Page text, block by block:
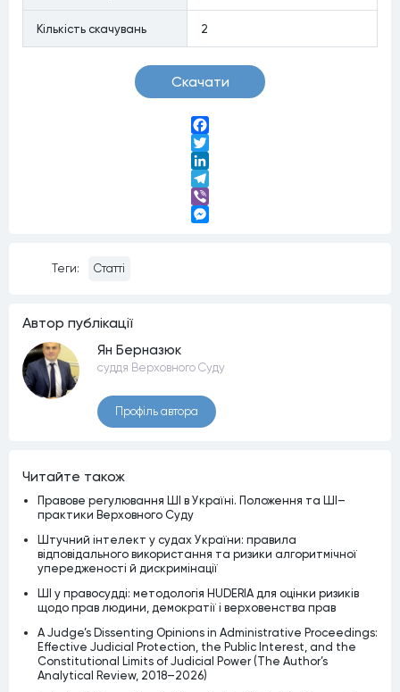
Кiлькiсть скачувань 2
Скачати
Facebook
Twitter
LinkedIn
Telegram
Viber
Теги: Статті
Автор публiкацiї
Ян Берназюк
суддя Верховного Суду
Профiль автора
Читайте також
Правове регулювання ШІ в Україні. Положення та ШІ–
практики Верховного Суду
Штучний інтелект у судах України: правила
відповідального використання та ризики алгоритмічної
упередженості й дискримінації
ШІ у правосудді: методологія HUDERIA для оцінки ризиків
щодо прав людини, демократії і верховенства прав
A Judge’s Dissenting Opinions in Administrative Proceedings:
Effective Judicial Protection, the Public Interest, and the
Constitutional Limits of Judicial Power (The Author’s
Analytical Review, 2018–2026)